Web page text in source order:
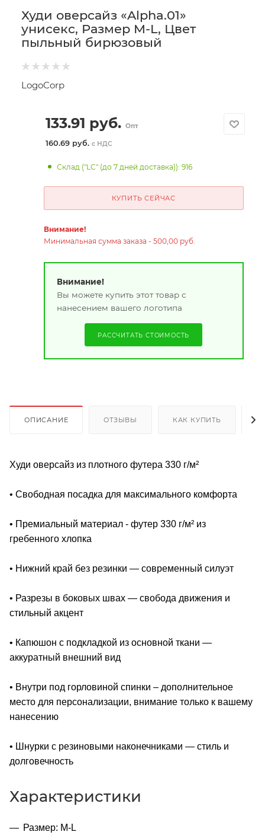
Худи оверсайз «Alpha.01»
унисекс, Размер M-L, Цвет
пыльный бирюзовый
LogoCorp
133.91 руб. Опт
160.69 руб. с НДС
Склад ("LC" (до 7 дней доставка)): 916
КУПИТЬ СЕЙЧАС
Внимание!
Минимальная сумма заказа - 500,00 руб.
Внимание!
Вы можете купить этот товар с
нанесением вашего логотипа
РАССЧИТАТЬ СТОИМОСТЬ
ОПИСАНИЕ ОТЗЫВЫ КАК КУПИТЬ
Худи оверсайз из плотного футера 330 г/м²
• Свободная посадка для максимального комфорта
• Премиальный материал - футер 330 г/м² из
гребенного хлопка
• Нижний край без резинки ― современный силуэт
• Разрезы в боковых швах ― свобода движения и
стильный акцент
• Капюшон с подкладкой из основной ткани ―
аккуратный внешний вид
• Внутри под горловиной спинки – дополнительное
место для персонализации, внимание только к вашему
нанесению
• Шнурки с резиновыми наконечниками ― стиль и
долговечность
Характеристики
Размер: M-L